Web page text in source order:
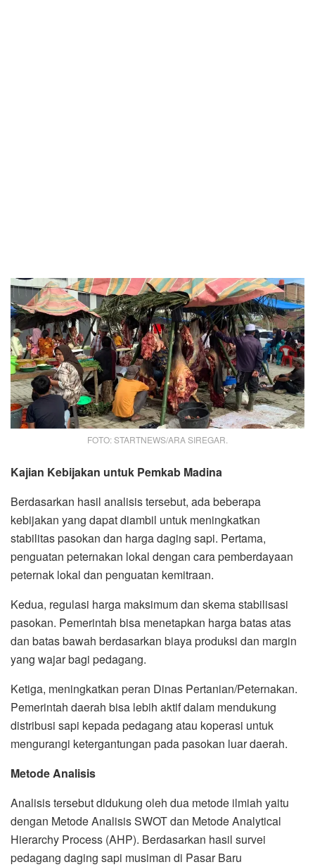
FOTO: STARTNEWS/ARA SIREGAR.
Kajian Kebijakan untuk Pemkab Madina
Berdasarkan hasil analisis tersebut, ada beberapa
kebijakan yang dapat diambil untuk meningkatkan
stabilitas pasokan dan harga daging sapi. Pertama,
penguatan peternakan lokal dengan cara pemberdayaan
peternak lokal dan penguatan kemitraan.
Kedua, regulasi harga maksimum dan skema stabilisasi
pasokan. Pemerintah bisa menetapkan harga batas atas
dan batas bawah berdasarkan biaya produksi dan margin
yang wajar bagi pedagang.
Ketiga, meningkatkan peran Dinas Pertanian/Peternakan.
Pemerintah daerah bisa lebih aktif dalam mendukung
distribusi sapi kepada pedagang atau koperasi untuk
mengurangi ketergantungan pada pasokan luar daerah.
Metode Analisis
Analisis tersebut didukung oleh dua metode ilmiah yaitu
dengan Metode Analisis SWOT dan Metode Analytical
Hierarchy Process (AHP). Berdasarkan hasil survei
pedagang daging sapi musiman di Pasar Baru